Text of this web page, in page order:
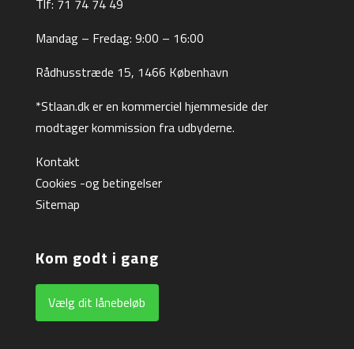
Tlf: 71 74 74 49
Mandag – Fredag: 9:00 – 16:00
Rådhusstræde 15, 1466 København
*Stlaan.dk er en kommerciel hjemmeside der
modtager kommission fra udbyderne.
Kontakt
Cookies -og betingelser
Sitemap
Kom godt i gang
Vælg dit lånebeløb